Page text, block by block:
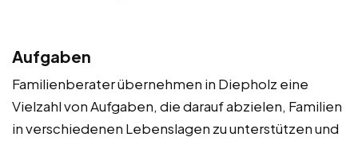
Aufgaben
Familienberater übernehmen in Diepholz eine
Vielzahl von Aufgaben, die darauf abzielen, Familien
in verschiedenen Lebenslagen zu unterstützen und